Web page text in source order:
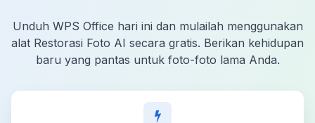
Unduh WPS Office hari ini dan mulailah menggunakan
alat Restorasi Foto AI secara gratis. Berikan kehidupan
baru yang pantas untuk foto-foto lama Anda.